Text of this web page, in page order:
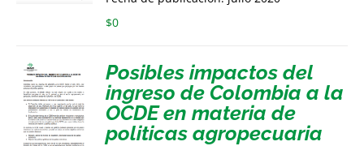
$0
Posibles impactos del
ingreso de Colombia a la
OCDE en materia de
politicas agropecuaria